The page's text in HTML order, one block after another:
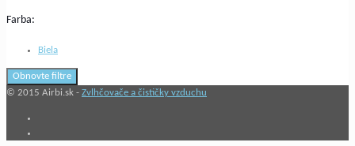
Farba:
Biela
Obnovte filtre
© 2015 Airbi.sk - Zvlhčovače a čističky vzduchu